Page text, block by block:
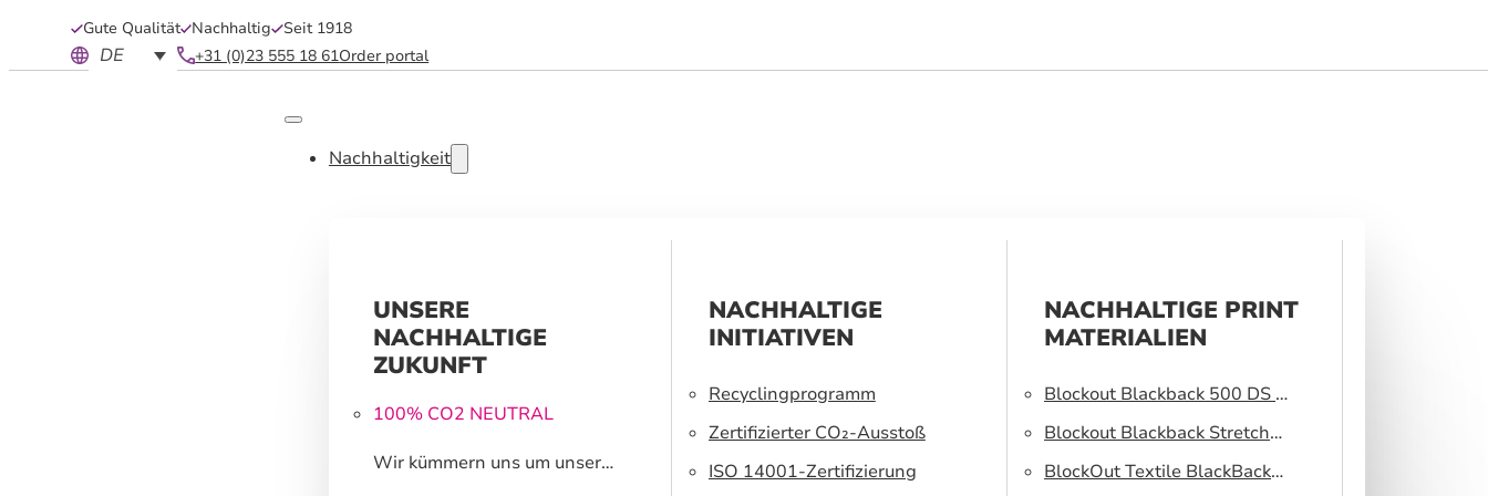
Gute Qualität Nachhaltig Seit 1918
DE +31 (0)23 555 18 61Order portal
Nachhaltigkeit
UNSERE
NACHHALTIGE
ZUKUNFT
100% CO2 NEUTRAL
Wir kümmern uns um unsere
NACHHALTIGE
INITIATIVEN
Recyclingprogramm
Zertifizierter CO₂-Ausstoß
ISO 14001-Zertifizierung
NACHHALTIGE PRINT
MATERIALIEN
Blockout Blackback 500 DS –
Light blocking fabric
Blockout Blackback Stretch
320 DS – Light blocking
BlockOut Textile BlackBack